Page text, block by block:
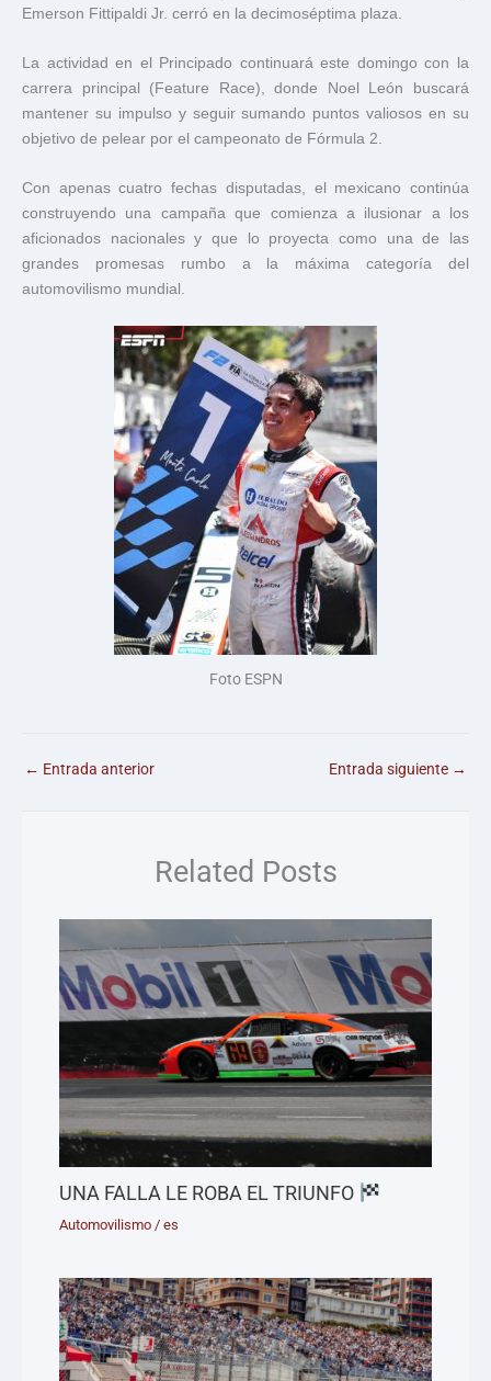
Emerson Fittipaldi Jr. cerró en la decimoséptima plaza.
La actividad en el Principado continuará este domingo con la
carrera principal (Feature Race), donde Noel León buscará
mantener su impulso y seguir sumando puntos valiosos en su
objetivo de pelear por el campeonato de Fórmula 2.
Con apenas cuatro fechas disputadas, el mexicano continúa
construyendo una campaña que comienza a ilusionar a los
aficionados nacionales y que lo proyecta como una de las
grandes promesas rumbo a la máxima categoría del
automovilismo mundial.
Foto ESPN
← Entrada anterior Entrada siguiente →
Related Posts
UNA FALLA LE ROBA EL TRIUNFO
Automovilismo /es